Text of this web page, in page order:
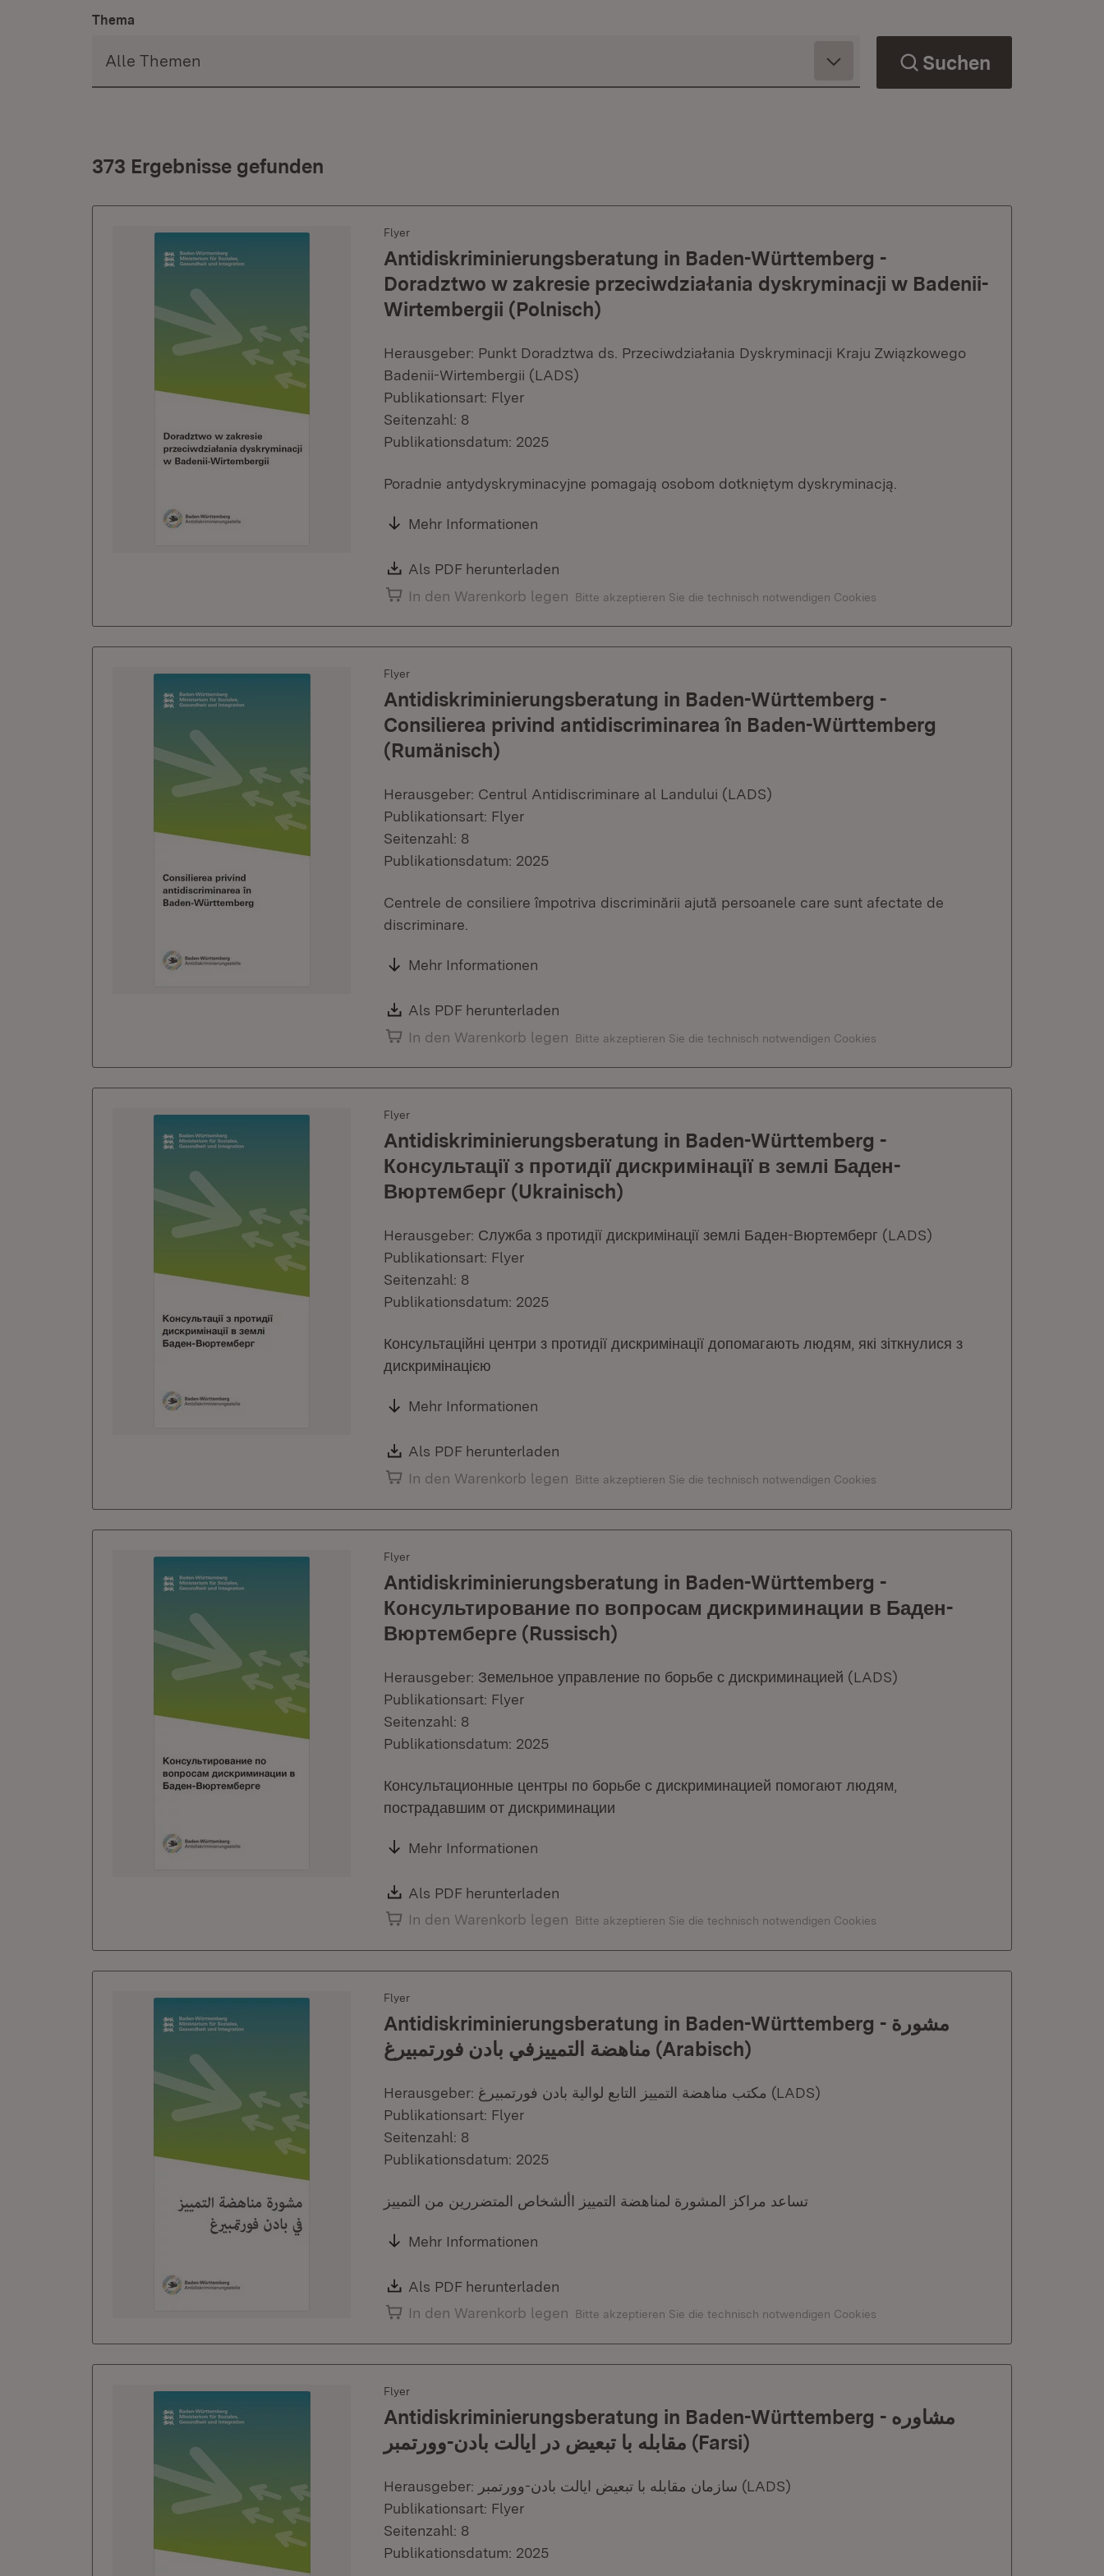
Thema
Suchen
373 Ergebnisse gefunden
Flyer
Antidiskriminierungsberatung in Baden-Württemberg -
Doradztwo w zakresie przeciwdziałania dyskryminacji w Badenii-
Wirtembergii (Polnisch)
Herausgeber: Punkt Doradztwa ds. Przeciwdziałania Dyskryminacji Kraju Związkowego
Badenii-Wirtembergii (LADS)
Publikationsart: Flyer
Seitenzahl: 8
Publikationsdatum: 2025
Poradnie antydyskryminacyjne pomagają osobom dotkniętym dyskryminacją.
Mehr Informationen
Download:
Als PDF herunterladen
In den Warenkorb legen
Bitte akzeptieren Sie die technisch notwendigen Cookies
Flyer
Antidiskriminierungsberatung in Baden-Württemberg -
Consilierea privind antidiscriminarea în Baden-Württemberg
(Rumänisch)
Herausgeber: Centrul Antidiscriminare al Landului (LADS)
Publikationsart: Flyer
Seitenzahl: 8
Publikationsdatum: 2025
Centrele de consiliere împotriva discriminării ajută persoanele care sunt afectate de
discriminare.
Mehr Informationen
Download:
Als PDF herunterladen
In den Warenkorb legen
Bitte akzeptieren Sie die technisch notwendigen Cookies
Flyer
Antidiskriminierungsberatung in Baden-Württemberg -
Консультації з протидії дискримінації в землі Баден-
Вюртемберг (Ukrainisch)
Herausgeber: Служба з протидії дискримінації землі Баден-Вюртемберг (LADS)
Publikationsart: Flyer
Seitenzahl: 8
Publikationsdatum: 2025
Консультаційні центри з протидії дискримінації допомагають людям, які зіткнулися з
дискримінацією
Mehr Informationen
Download:
Als PDF herunterladen
In den Warenkorb legen
Bitte akzeptieren Sie die technisch notwendigen Cookies
Flyer
Antidiskriminierungsberatung in Baden-Württemberg -
Консультирование по вопросам дискриминации в Баден-
Вюртемберге (Russisch)
Herausgeber: Земельное управление по борьбе с дискриминацией (LADS)
Publikationsart: Flyer
Seitenzahl: 8
Publikationsdatum: 2025
Консультационные центры по борьбе с дискриминацией помогают людям,
пострадавшим от дискриминации
Mehr Informationen
Download:
Als PDF herunterladen
In den Warenkorb legen
Bitte akzeptieren Sie die technisch notwendigen Cookies
Flyer
Antidiskriminierungsberatung in Baden-Württemberg - مشورة
مناهضة التمييزفي بادن فورتمبيرغ (Arabisch)
Herausgeber: مكتب مناهضة التمييز التابع لوالية بادن فورتمبيرغ (LADS)
Publikationsart: Flyer
Seitenzahl: 8
Publikationsdatum: 2025
تساعد مراكز المشورة لمناهضة التمييز األشخاص المتضررين من التمييز
Mehr Informationen
Download:
Als PDF herunterladen
In den Warenkorb legen
Bitte akzeptieren Sie die technisch notwendigen Cookies
Flyer
Antidiskriminierungsberatung in Baden-Württemberg - مشاوره
مقابله با تبعیض در ایالت بادن-وورتمبر (Farsi)
Herausgeber: سازمان مقابله با تبعیض ایالت بادن-وورتمبر (LADS)
Publikationsart: Flyer
Seitenzahl: 8
Publikationsdatum: 2025